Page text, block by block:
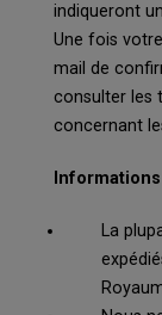
indiqueront
Une fois
mail de
consulter les
concernant
La